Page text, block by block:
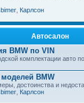
Карлсон
Автосалон
BMW по VIN
комплектации авто
BMW
достоинства и
Карлсон